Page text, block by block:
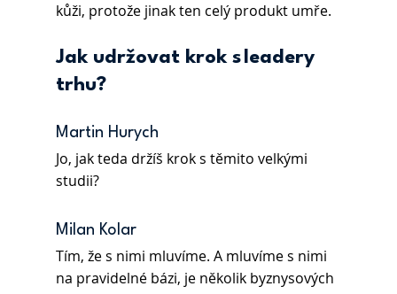
kůži, protože jinak ten celý produkt umře.
Jak udržovat krok s leadery
trhu?
Martin Hurych
Jo, jak teda držíš krok s těmito velkými
studii?
Milan Kolar
Tím, že s nimi mluvíme. A mluvíme s nimi
na pravidelné bázi, je několik byznysových